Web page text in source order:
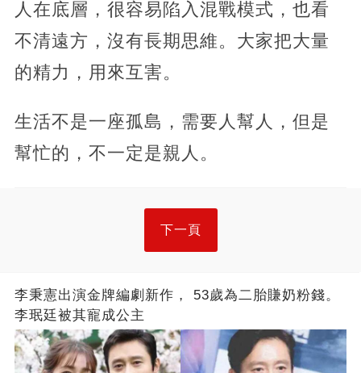
人在底層，很容易陷入混戰模式，也看
不清遠方，沒有長期思維。大家把大量
的精力，用來互害。
生活不是一座孤島，需要人幫人，但是
幫忙的，不一定是親人。
下一頁
李秉憲出演金牌編劇新作， 53歲為二胎賺奶粉錢。
李珉廷被其寵成公主